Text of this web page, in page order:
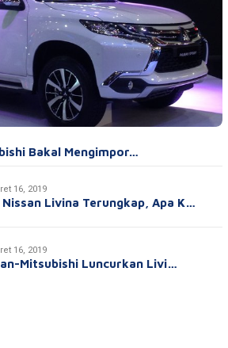
Bakal Mengimpor…
16, 2019
Nissan Livina Terungkap, Apa K…
16, 2019
Mitsubishi Luncurkan Livi…